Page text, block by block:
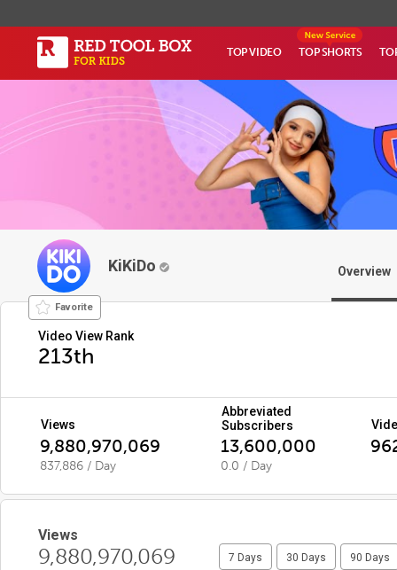
TOP VIDEO TOP SHORTS
KiKiDo Overview
Favorite
Video View Rank
213th
Views
Abbreviated
Subscribers
9,880,970,069 13,600,000
837,886 / Day 0.0 / Day
Views
9,880,970,069 7 Days 30 Days 90 Days